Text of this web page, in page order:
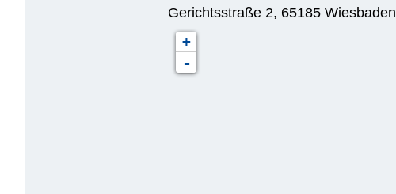
Gerichtsstraße 2, 65185 Wiesbaden
+
-